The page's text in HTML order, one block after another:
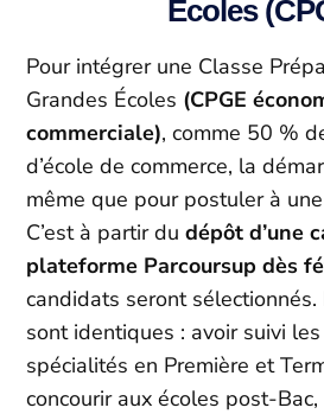
Ecoles
Pour intégrer une Classe
Grandes Écoles (CPGE
commerciale), comme 50 %
d’école de commerce, la
même que pour postuler à
C’est à partir dudépôt d’une
plateforme Parcoursup dès
candidats seront sélectionnés.
sont identiques : avoir suivi
spécialités en Première et
concourir aux écoles post-